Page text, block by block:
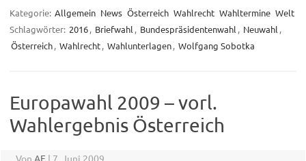
Kategorie: Allgemein News Österreich Wahlrecht Wahltermine Welt
Schlagwörter: 2016, Briefwahl , Bundespräsidentenwahl , Neuwahl ,
Österreich, Wahlrecht, Wahlunterlagen, Wolfgang Sobotka
Europawahl 2009 – vorl.
Wahlergebnis Österreich
Von AF | 7. Juni 2009